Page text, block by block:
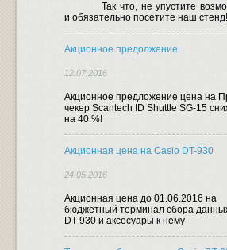
Так что, не упустите
и обязательно посетите наш стенд!
Акционное предолжение
12.07.2016
Акционное предложение цена на
чекер Scantech ID Shuttle SG-15
на 40 %!
Акционная цена на Casio DT-930
24.05.2016
Акционная цена до 01.06.2016 на
бюджетный терминал сбора
DT-930 и аксесуары к нему